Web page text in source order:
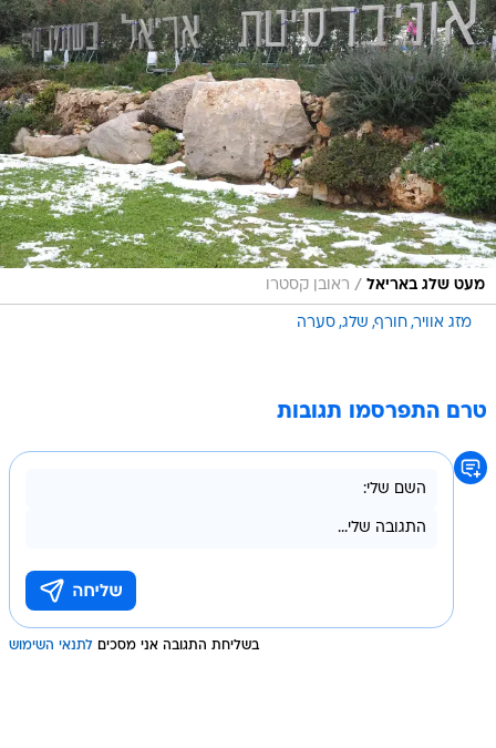
מעט שלג באריאל / ראובן קסטרו
מזג אוויר חורף שלג סערה
טרם התפרסמו תגובות
בשליחת התגובה אני מסכים לתנאי השימוש